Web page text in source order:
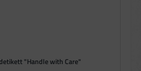
"Handle with Care"